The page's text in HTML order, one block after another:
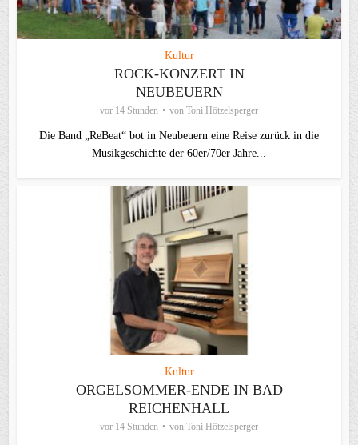
Kultur
ROCK-KONZERT IN
NEUBEUERN
vor 14 Stunden von Toni Hötzelsperger
Die Band „ReBeat“ bot in Neubeuern eine Reise zurück in die
Musikgeschichte der 60er/70er Jahre...
Kultur
ORGELSOMMER-ENDE IN BAD
REICHENHALL
vor 14 Stunden von Toni Hötzelsperger